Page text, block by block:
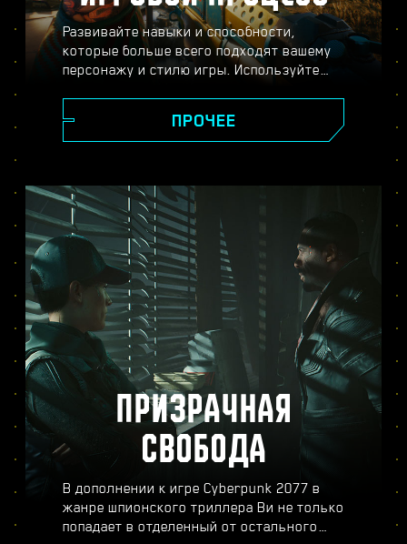
Развивайте навыки и способности,
которые больше всего подходят вашему
персонажу и стилю игры. Используйте
улучшайте своё тело с помощью
имплантов — всё ради того, чтобы стать
перестрелки, расправляйтесь с
противниками издалека или
прокрадывайтесь мимо охраны, чтобы
достичь своей цели.
ПРОЧЕЕ
ПРИЗРАЧНАЯ
СВОБОДА
В дополнении к игре Cyberpunk 2077 в
жанре шпионского триллера Ви не только
попадает в отделенный от остального